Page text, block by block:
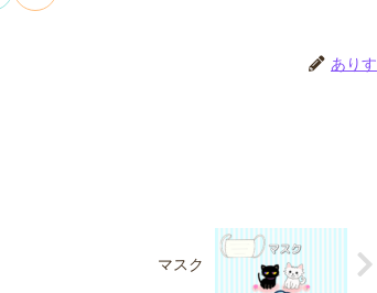
ありす
マスク